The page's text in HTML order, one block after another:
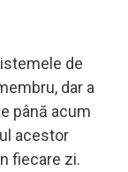
de
dar a
până acum
acestor
fiecare zi.